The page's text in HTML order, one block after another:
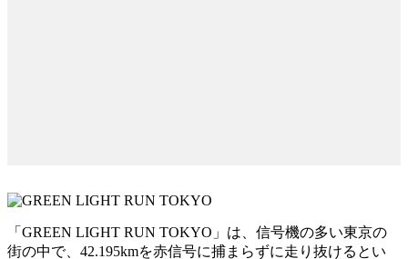
「GREEN LIGHT RUN TOKYO」は、信号機の多い東京の
街の中で、42.195kmを赤信号に捕まらずに走り抜けるとい